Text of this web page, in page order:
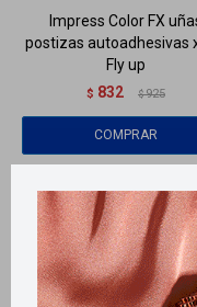
Impress Color FX
postizas autoadhesivas
Fly up
$ 832 $ 925